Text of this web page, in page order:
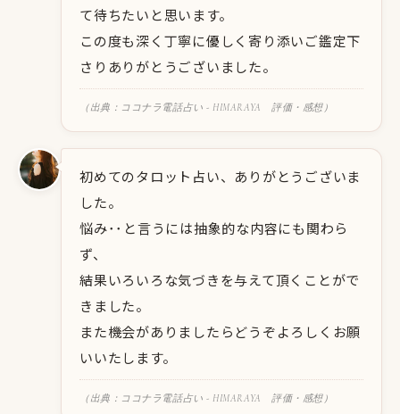
て待ちたいと思います。
この度も深く丁寧に優しく寄り添いご鑑定下
さりありがとうございました。
（出典：ココナラ電話占い - HIMARAYA 評価・感想）
初めてのタロット占い、ありがとうございま
した。
悩み･･と言うには抽象的な内容にも関わら
ず、
結果いろいろな気づきを与えて頂くことがで
きました。
また機会がありましたらどうぞよろしくお願
いいたします。
（出典：ココナラ電話占い - HIMARAYA 評価・感想）